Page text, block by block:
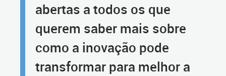
abertas a todos os que
querem saber mais sobre
como a inovação pode
transformar para melhor a